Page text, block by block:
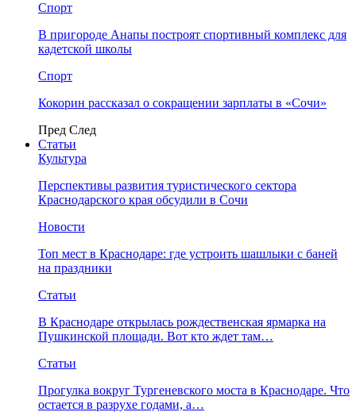
Спорт
В пригороде Анапы построят спортивный комплекс для
кадетской школы
Спорт
Кокорин рассказал о сокращении зарплаты в «Сочи»
Пред След
Статьи
Культура
Перспективы развития туристического сектора
Краснодарского края обсудили в Сочи
Новости
Топ мест в Краснодаре: где устроить шашлыки с баней
на праздники
Статьи
В Краснодаре открылась рождественская ярмарка на
Пушкинской площади. Вот кто ждет там…
Статьи
Прогулка вокруг Тургеневского моста в Краснодаре. Что
остается в разрухе годами, а…